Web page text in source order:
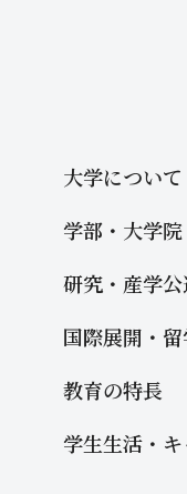
大学について
学部・大学院
研究・産学
国際展開・
教育の特長
学生生活・